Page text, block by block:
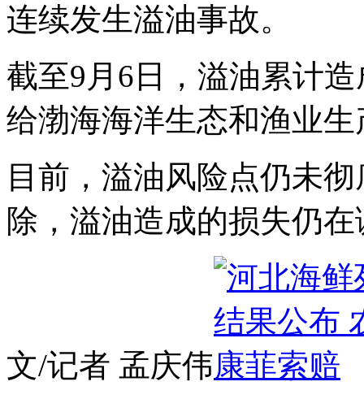
连续发生溢油事故。
截至9月6日，溢油累计
给渤海海洋生态和渔业
目前，溢油风险点仍未
除，溢油造成的损失仍
文/记者 孟庆伟